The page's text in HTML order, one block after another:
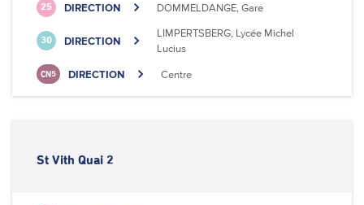
25 DIRECTION DOMMELDANGE, Gare
30 DIRECTION
LIMPERTSBERG, Lycée Michel
Lucius
CN5 DIRECTION Centre
St Vith Quai 2